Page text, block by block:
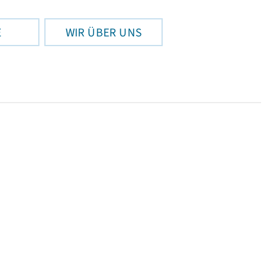
WIR ÜBER UNS